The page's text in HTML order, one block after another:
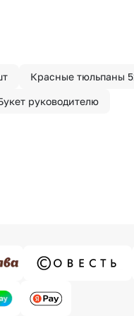
Красные тюльпаны
руководителю